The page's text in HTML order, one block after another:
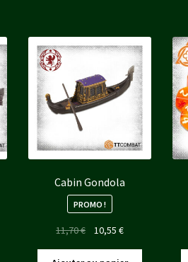
Cabin Gondola
PROMO !
11,70€
Le10,55 €Le